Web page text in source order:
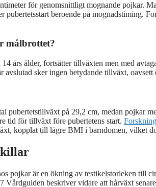
för genomsnittligt mognande pojkar.
beroende på mognadstiming.
målbrottet?
års ålder, fortsätter tillväxten men med
avslutad sker ingen betydande tillväxt,
pubertetstillväxt på 29,2 cm, medan pojkar
tid för tillväxt före pubertetens start.
kopplat till lägre BMI i barndomen, vilket
killar
pojkar är en ökning av testikelstorleken till
Vårdguiden beskriver vidare att hårväxt